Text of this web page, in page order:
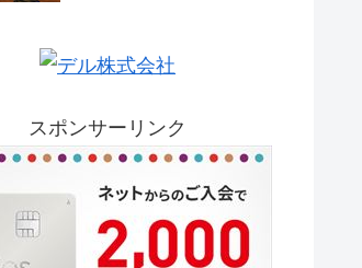
スポンサーリンク